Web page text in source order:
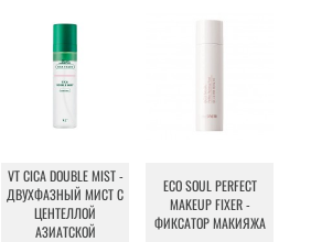
VT CICA DOUBLE MIST -
ДВУХФАЗНЫЙ МИСТ С
ЦЕНТЕЛЛОЙ
АЗИАТСКОЙ
ECO SOUL PERFECT
MAKEUP FIXER -
ФИКСАТОР МАКИЯЖА